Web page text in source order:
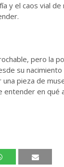
y el caos vial
pero la
su
pieza de
en qué